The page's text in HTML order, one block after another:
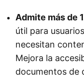
Admite más de
útil para
necesitan
Mejora la
documentos de